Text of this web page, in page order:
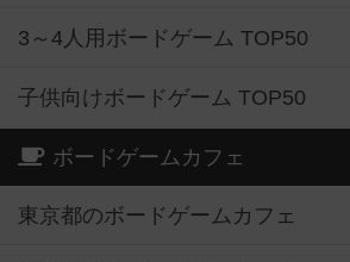
3～4人用ボードゲーム TOP50
子供向けボードゲーム TOP50
ボードゲームカフェ
東京都のボードゲームカフェ